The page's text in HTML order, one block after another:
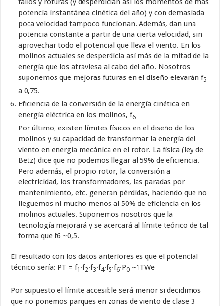
fallos y roturas (y desperdician así los momentos de más
potencia instantánea cinética del año) y con demasiada
poca velocidad tampoco funcionan. Además, dan una
potencia constante a partir de una cierta velocidad, sin
aprovechar todo el potencial que lleva el viento. En los
molinos actuales se desperdicia así más de la mitad de la
energía que los atraviesa al cabo del año. Nosotros
suponemos que mejoras futuras en el diseño elevarán f5
a 0,75.
Eficiencia de la conversión de la energía cinética en
energía eléctrica en los molinos, f6
Por último, existen límites físicos en el diseño de los
molinos y su capacidad de transformar la energía del
viento en energía mecánica en el rotor. La física (ley de
Betz) dice que no podemos llegar al 59% de eficiencia.
Pero además, el propio rotor, la conversión a
electricidad, los transformadores, las paradas por
mantenimiento, etc. generan pérdidas, haciendo que no
lleguemos ni mucho menos al 50% de eficiencia en los
molinos actuales. Suponemos nosotros que la
tecnología mejorará y se acercará al límite teórico de tal
forma que f6 ~0,5.
El resultado con los datos anteriores es que el potencial
técnico sería: PT = f1 ·f2·f3·f4·f5·f6·P0 ~1TWe
Por supuesto el límite accesible será menor si decidimos
que no ponemos parques en zonas de viento de clase 3